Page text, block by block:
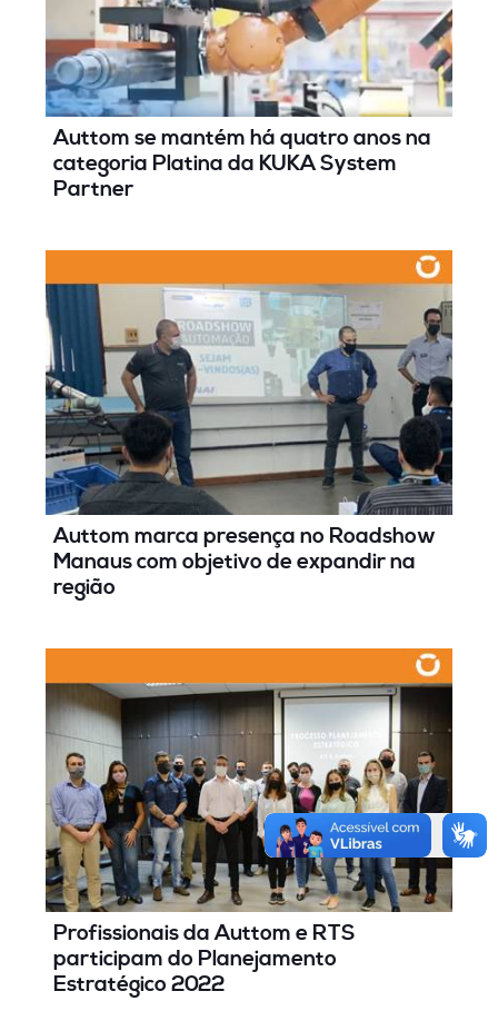
Auttom se mantém há quatro anos na
categoria Platina da KUKA System
Partner
Auttom marca presença no Roadshow
Manaus com objetivo de expandir na
região
Profissionais da Auttom e RTS
participam do Planejamento
Estratégico 2022